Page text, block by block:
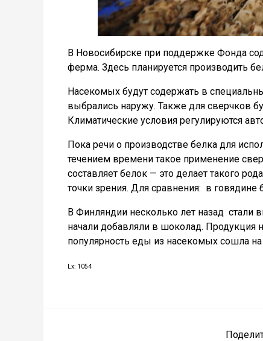
В Новосибирске при поддержке Фонда
ферма. Здесь планируется производить
Насекомых будут содержать в
выбрались наружу. Также для сверчков
Климатические условия регулируются
Пока речи о производстве белка для
течением времени такое применение
составляет белок — это делает такого
точки зрения. Для сравнения: в говядине
В Финляндии несколько лет назад стали
начали добавляли в шоколад. Продукция
популярность еды из насекомых сошла
Lx: 1054